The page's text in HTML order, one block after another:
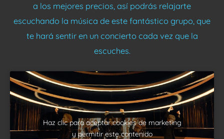
a los mejores precios, así podrás relajarte
escuchando la música de este fantástico grupo, que
te hará sentir en un concierto cada vez que la
escuches.
Haz clic para aceptar cookies de marketing
y permitir este contenido